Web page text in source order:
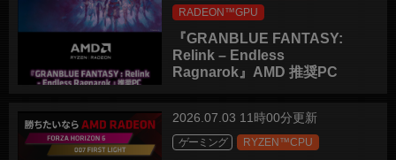
RADEON™GPU
『GRANBLUE FANTASY:
Relink – Endless
Ragnarok』AMD 推奨PC
2026.07.03 11時00分更新
ゲーミング RYZEN™CPU